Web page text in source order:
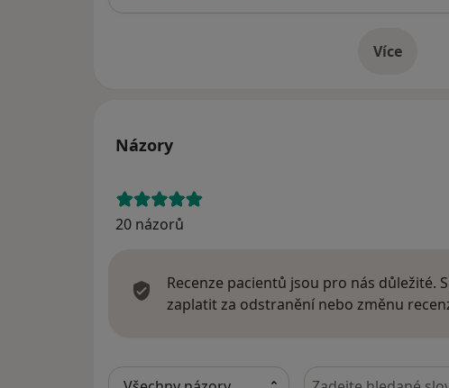
Víceo adrese
Názory
20 názorů
Recenze pacientů jsou pro nás důležité.
zaplatit za odstranění nebo změnu
Hledejte v názorech